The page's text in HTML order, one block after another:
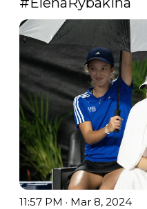
11:57 PM · Mar 8, 2024